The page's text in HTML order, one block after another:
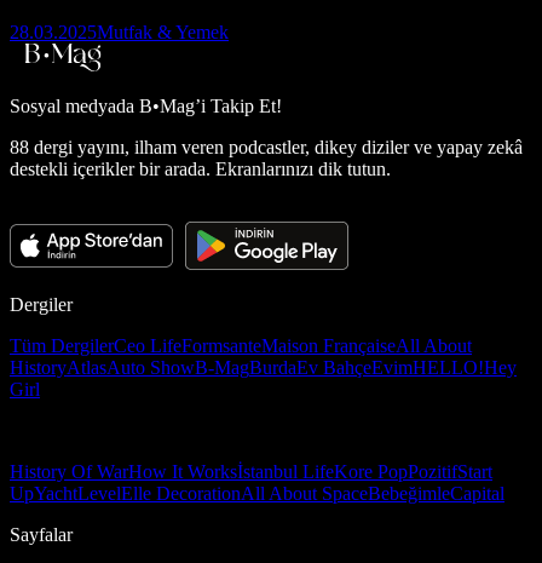
28.03.2025Mutfak & Yemek
Sosyal medyada B•Mag’i Takip Et!
88 dergi yayını, ilham veren podcastler, dikey diziler ve yapay zekâ
destekli içerikler bir arada. Ekranlarınızı dik tutun.
Dergiler
Tüm DergilerCeo LifeFormsanteMaison FrançaiseAll About
HistoryAtlasAuto ShowB-MagBurdaEv BahçeEvimHELLO!Hey
Girl
History Of WarHow It Worksİstanbul LifeKore PopPozitifStart
UpYachtLevelElle DecorationAll About SpaceBebeğimleCapital
Sayfalar